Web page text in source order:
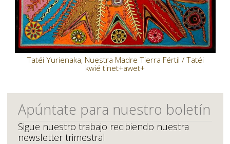
Tatéi Yurienaka, Nuestra Madre Tierra Fértil / Tatéi
kwié tinet+awet+
Apúntate para nuestro boletín
Sigue nuestro trabajo recibiendo nuestra
newsletter trimestral